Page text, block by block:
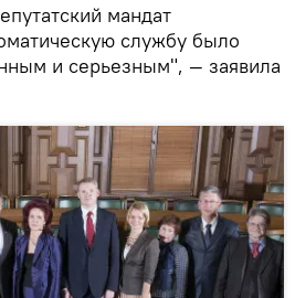
мандат
службу было
и серьезным", — заявила